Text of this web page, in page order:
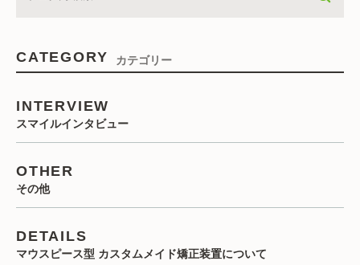
CATEGORY カテゴリー
INTERVIEW
スマイルインタビュー
OTHER
その他
DETAILS
マウスピース型 カスタムメイド矯正装置について